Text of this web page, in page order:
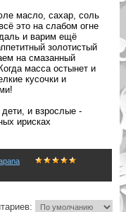
масло, сахар, соль
это на слабом огне
и варим ещё
золотистый
на смазанный
масса остынет и
кусочки и
дети, и взрослые -
ирисках